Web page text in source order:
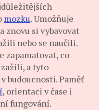
mozku. Umožňuje
znovu si vybavovat
nebo se naučili.
zapamatovat, co
a tyto
budoucnosti. Paměť
, orientaci v čase i
fungování.